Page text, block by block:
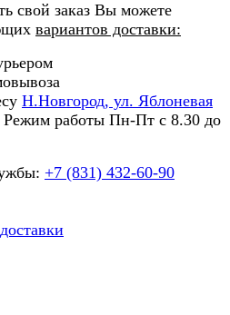
свой заказ Вы можете
вариантов доставки:
Н.Новгород, ул. Яблоневая
Режим работы Пн-Пт с 8.30 до
+7 (831) 432-60-90